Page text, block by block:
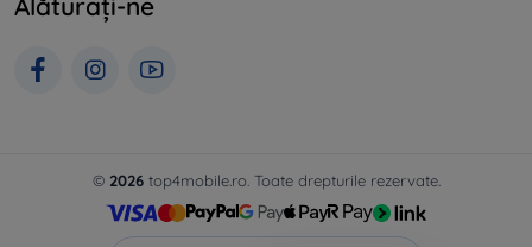
© 2026top4mobile.ro. Toate drepturile rezervate.